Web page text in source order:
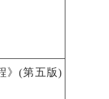
》(第五版)